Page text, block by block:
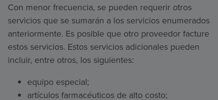
Con menor frecuencia, se pueden requerir otros
servicios que se sumarán a los servicios enumerados
anteriormente. Es posible que otro proveedor facture
estos servicios. Estos servicios adicionales pueden
incluir, entre otros, los siguientes:
equipo especial;
artículos farmacéuticos de alto costo;